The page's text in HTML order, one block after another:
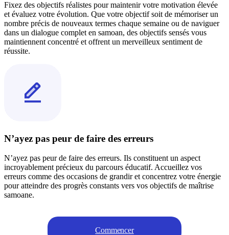
Fixez des objectifs réalistes pour maintenir votre motivation élevée
et évaluez votre évolution. Que votre objectif soit de mémoriser un
nombre précis de nouveaux termes chaque semaine ou de naviguer
dans un dialogue complet en samoan, des objectifs sensés vous
maintiennent concentré et offrent un merveilleux sentiment de
réussite.
N’ayez pas peur de faire des erreurs
N’ayez pas peur de faire des erreurs. Ils constituent un aspect
incroyablement précieux du parcours éducatif. Accueillez vos
erreurs comme des occasions de grandir et concentrez votre énergie
pour atteindre des progrès constants vers vos objectifs de maîtrise
samoane.
Commencer